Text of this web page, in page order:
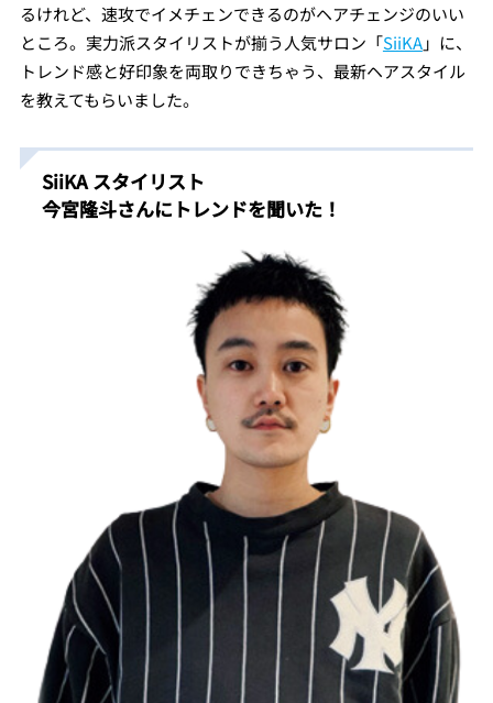
るけれど、速攻でイメチェンできるのがヘアチェンジのいい
ところ。実力派スタイリストが揃う人気サロン「SiiKA」に、
トレンド感と好印象を両取りできちゃう、最新ヘアスタイル
を教えてもらいました。
SiiKA スタイリスト
今宮隆斗さんにトレンドを聞いた！